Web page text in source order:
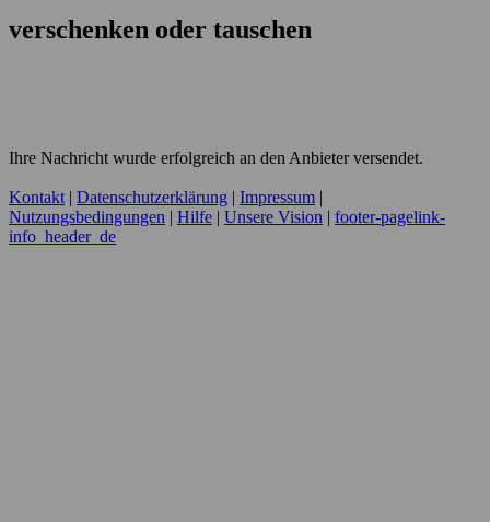
verschenken oder tauschen
Ihre Nachricht wurde erfolgreich an den Anbieter versendet.
Kontakt| Datenschutzerklärung Impressum
Nutzungsbedingungen
Hilfe Unsere Vision
footer-pagelink-
info_header_de